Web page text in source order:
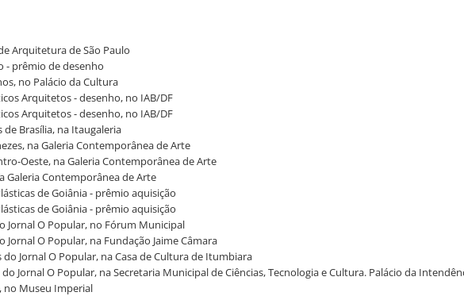
Arquitetura de São Paulo
- prêmio de desenho
no Palácio da Cultura
Arquitetos - desenho, no IAB/DF
Arquitetos - desenho, no IAB/DF
de Brasília, na Itaugaleria
na Galeria Contemporânea de Arte
Oeste, na Galeria Contemporânea de Arte
Galeria Contemporânea de Arte
de Goiânia - prêmio aquisição
de Goiânia - prêmio aquisição
Jornal O Popular, no Fórum Municipal
Jornal O Popular, na Fundação Jaime Câmara
Jornal O Popular, na Casa de Cultura de Itumbiara
Jornal O Popular, na Secretaria Municipal de Ciências, Tecnologia e Cultura. Palácio da
no Museu Imperial